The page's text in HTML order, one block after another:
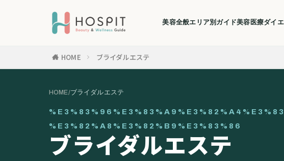
美容全般エリア別ガイド美容医療ダイ
HOME ブライダルエステ
HOME/ブライダルエステ
%E3%82%A8%E3%82%B9%E3%83%86
ブライダルエステ